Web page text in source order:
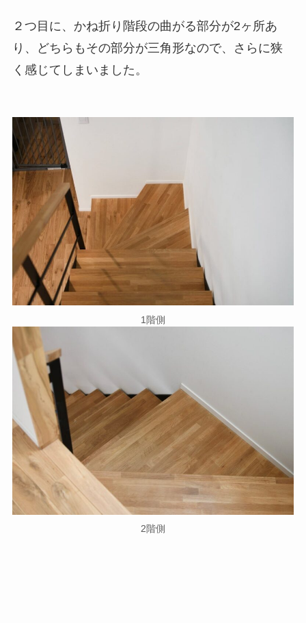
２つ目に、かね折り階段の曲がる部分が2ヶ所あ
り、どちらもその部分が三角形なので、さらに狭
く感じてしまいました。
1階側
2階側